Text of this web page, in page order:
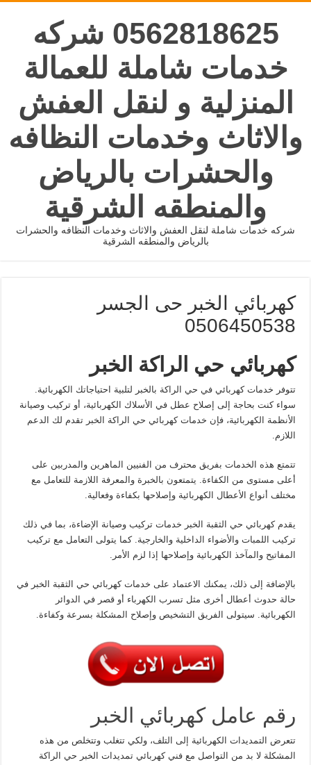
0562818625 شركه
خدمات شاملة للعمالة
المنزلية و لنقل العفش
والاثاث وخدمات النظافه
والحشرات بالرياض
والمنطقه الشرقية
شركه خدمات شاملة لنقل العفش والاثاث وخدمات النظافه والحشرات
بالرياض والمنطقه الشرقية
كهربائي الخبر حى الجسر
0506450538
كهربائي حي الراكة الخبر
تتوفر خدمات كهربائي في حي الراكة بالخبر لتلبية احتياجاتك الكهربائية.
سواء كنت بحاجة إلى إصلاح عطل في الأسلاك الكهربائية، أو تركيب وصيانة
الأنظمة الكهربائية، فإن خدمات كهربائي حي الراكة الخبر تقدم لك الدعم
اللازم.
تتمتع هذه الخدمات بفريق محترف من الفنيين الماهرين والمدربين على
أعلى مستوى من الكفاءة. يتمتعون بالخبرة والمعرفة اللازمة للتعامل مع
مختلف أنواع الأعطال الكهربائية وإصلاحها بكفاءة وفعالية.
يقدم كهربائي حي الثقبة الخبر خدمات تركيب وصيانة الإضاءة، بما في ذلك
تركيب اللمبات والأضواء الداخلية والخارجية. كما يتولى التعامل مع تركيب
المفاتيح والمآخذ الكهربائية وإصلاحها إذا لزم الأمر.
بالإضافة إلى ذلك، يمكنك الاعتماد على خدمات كهربائي حي الثقبة الخبر في
حالة حدوث أعطال أخرى مثل تسرب الكهرباء أو قصر في الدوائر
الكهربائية. سيتولى الفريق التشخيص وإصلاح المشكلة بسرعة وكفاءة.
رقم عامل كهربائي الخبر
تتعرض التمديدات الكهربائية إلى التلف، ولكي تتغلب وتتخلص من هذه
المشكلة لا بد من التواصل مع فني كهربائي تمديدات الخبر حي الراكة